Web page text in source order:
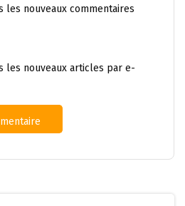
les nouveaux commentaires
les nouveaux articles par e-